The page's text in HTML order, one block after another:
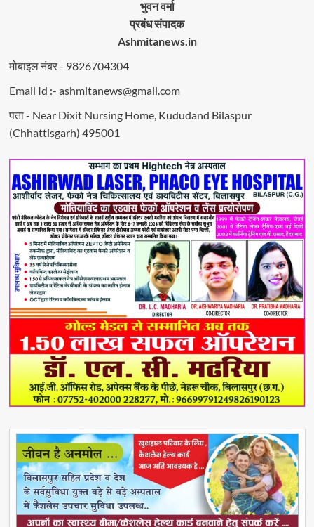
भुवन वर्मा
प्रबंध संपादक
Ashmitanews.in
मोबाइल नंबर - 9826704304
Email Id :- ashmitanews@gmail.com
पता - Near Dixit Nursing Home, Kududand Bilaspur
(Chhattisgarh) 495001